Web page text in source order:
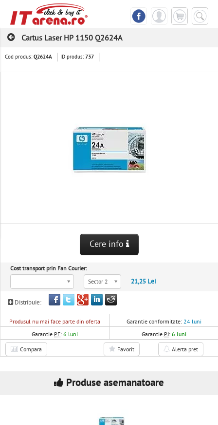
Cartus Laser HP 1150 Q2624A
Cod produs:Q2624A ID produs:737
Cere info
Cost transport prin Fan Courier:
Sector 2
21,25 Lei
Distribuie:
Produsul nu mai face parte din oferta Garantie conformitate: 24 luni
Garantie PF:6 luni Garantie PJ: 6 luni
Compara Favorit Alerta pret
Produse asemanatoare